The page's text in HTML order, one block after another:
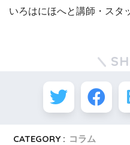
いろはにほへと講師・スタ
CATEGORY : コラム